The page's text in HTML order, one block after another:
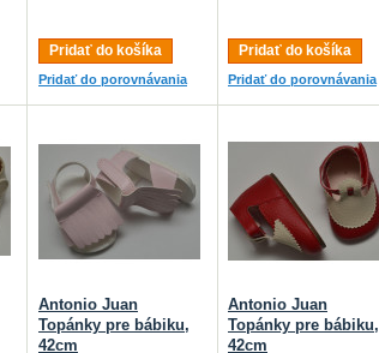
Pridať do košíka
Pridať do porovnávania
Pridať do košíka
Pridať do porovnávania
Antonio Juan
Topánky pre bábiku,
42cm
Antonio Juan
Topánky pre bábiku,
42cm